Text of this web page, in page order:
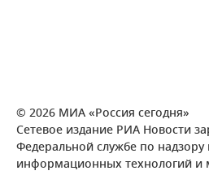
© 2026 МИА «Россия сегодня»
Сетевое издание РИА Новости
Федеральной службе по надзору
информационных технологий